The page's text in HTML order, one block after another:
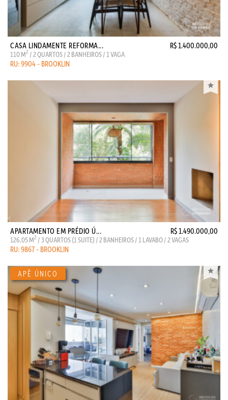
CASA LINDAMENTE REFORMA... R$ 1.400.000,00
110 M2 / 2 QUARTOS / 2 BANHEIROS / 1 VAGA
RU: 9904 - BROOKLIN
APARTAMENTO EM PRÉDIO Ú... R$ 1.490.000,00
126,05 M2 / 3 QUARTOS (1 SUITE) / 2 BANHEIROS / 1 LAVABO / 2 VAGAS
RU: 9867 - BROOKLIN